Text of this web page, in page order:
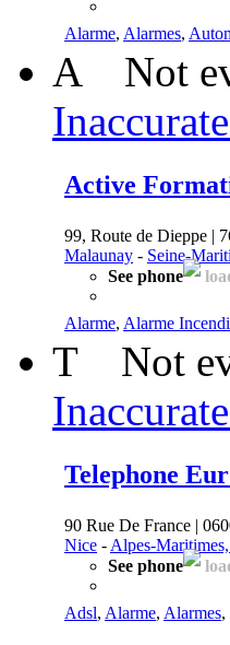
Alarme, Alarmes,
A Not
Active
99, Route de Dieppe |
Malaunay - Seine-
See phone
Alarme, Alarme
T Not
Telephone
90 Rue De France |
Nice - Alpes-
See phone
Adsl, Alarme, Alarmes,